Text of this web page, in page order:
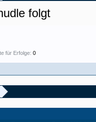
folgt
für Erfolge: 0